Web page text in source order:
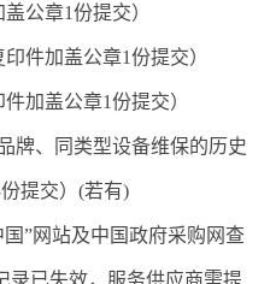
盖公章1份提交）
印件加盖公章1份提交）
件加盖公章1份提交）
牌、同类型设备维保的历史
份提交） (若有)
”网站及中国政府采购网查
录已失效，服务供应商需提